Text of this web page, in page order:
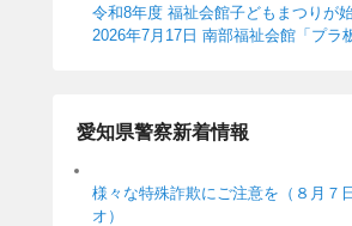
令和8年度 福祉会館子どもまつりが
2026年7月17日 南部福祉会館「プラ
愛知県警察新着情報
様々な特殊詐欺にご注意を（８月
オ）